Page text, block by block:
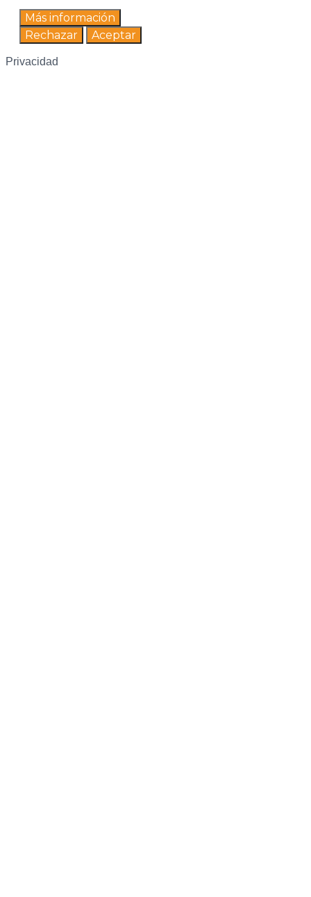
Más información
Rechazar
Aceptar
Privacidad